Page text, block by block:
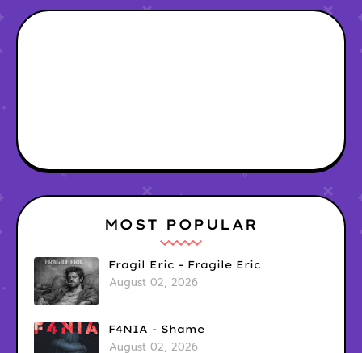
MOST POPULAR
Fragil Eric - Fragile Eric
August 02, 2026
F4NIA - Shame
August 02, 2026